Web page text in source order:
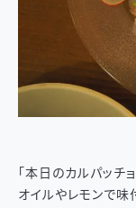
「本日のカルパッチ
オイルやレモンで味